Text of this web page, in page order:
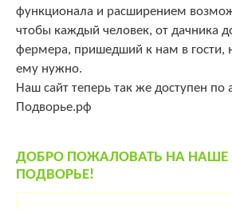
функционала и расширением
чтобы каждый человек, от дачника
фермера, пришедший к нам в гости,
ему нужно.
Наш сайт теперь так же доступен по
Подворье.рф
ДОБРО ПОЖАЛОВАТЬ НА НАШЕ
ПОДВОРЬЕ!